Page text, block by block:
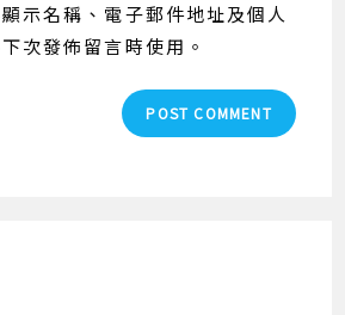
示名稱、電子郵件地址及個人
次發佈留言時使用。